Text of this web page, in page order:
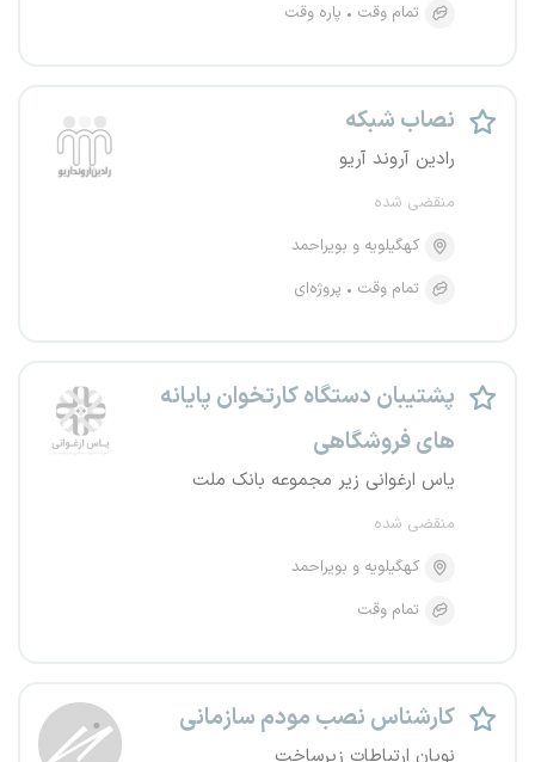
تمام وقت
پاره وقت
نصاب شبکه
رادین آروند آریو
منقضی شده
کهگیلویه و بویراحمد
تمام وقت
پروژه‌ای
پشتیبان دستگاه کارتخوان پایانه
های فروشگاهی
یاس ارغوانی زیر مجموعه بانک ملت
منقضی شده
کهگیلویه و بویراحمد
تمام وقت
کارشناس نصب مودم سازمانی